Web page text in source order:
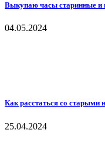
Выкупаю часы старинные
04.05.2024
Как расстаться со
25.04.2024